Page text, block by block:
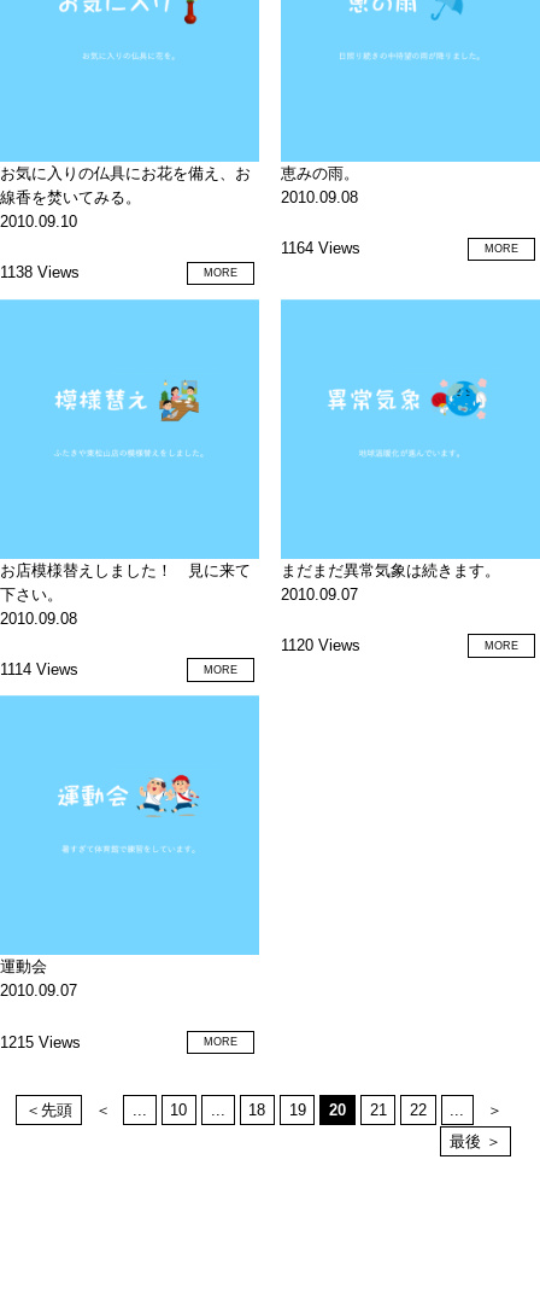
お気に入りの仏具にお花を備え、お
線香を焚いてみる。
2010.09.10
1138 Views MORE
恵みの雨。
2010.09.08
1164 Views MORE
お店模様替えしました！ 見に来て
下さい。
2010.09.08
1114 Views MORE
まだまだ異常気象は続きます。
2010.09.07
1120 Views MORE
運動会
2010.09.07
1215 Views MORE
＜先頭 ＜ ... 10 ... 18 19 20 21 22 ...
＞
最後 ＞